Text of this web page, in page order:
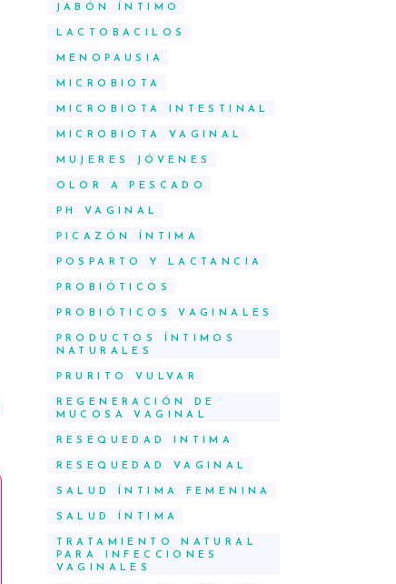
JABÓN ÍNTIMO
LACTOBACILOS
MENOPAUSIA
MICROBIOTA
MICROBIOTA INTESTINAL
MICROBIOTA VAGINAL
MUJERES JÓVENES
OLOR A PESCADO
PH VAGINAL
PICAZÓN ÍNTIMA
POSPARTO Y LACTANCIA
PROBIÓTICOS
PROBIÓTICOS VAGINALES
PRODUCTOS ÍNTIMOS
NATURALES
PRURITO VULVAR
REGENERACIÓN DE
MUCOSA VAGINAL
RESEQUEDAD INTIMA
RESEQUEDAD VAGINAL
SALUD ÍNTIMA FEMENINA
SALUD ÍNTIMA
TRATAMIENTO NATURAL
PARA INFECCIONES
VAGINALES